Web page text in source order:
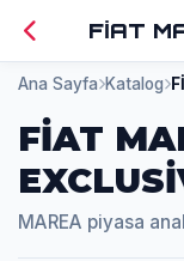
FİAT
Ana Sayfa Katalog
FİAT
MAREA piyasa